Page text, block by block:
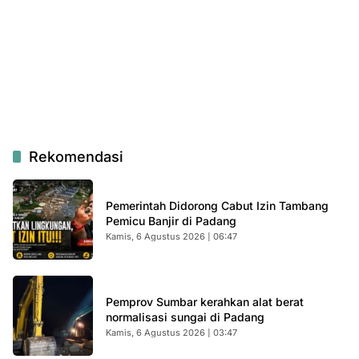
Rekomendasi
Pemerintah Didorong Cabut Izin Tambang
Pemicu Banjir di Padang
Kamis, 6 Agustus 2026 | 06:47
Pemprov Sumbar kerahkan alat berat
normalisasi sungai di Padang
Kamis, 6 Agustus 2026 | 03:47